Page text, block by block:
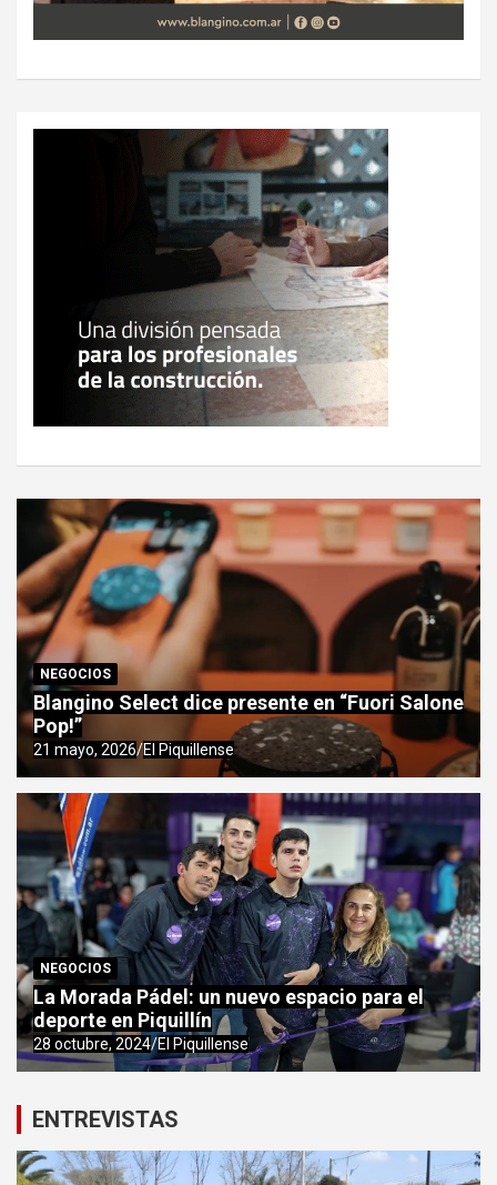
NEGOCIOS
Blangino Select dice presente en “Fuori Salone
Pop!”
21 mayo, 2026 El Piquillense
NEGOCIOS
La Morada Pádel: un nuevo espacio para el
deporte en Piquillín
28 octubre, 2024 El Piquillense
ENTREVISTAS